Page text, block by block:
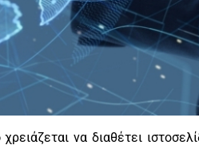
χρειάζεται να διαθέτει